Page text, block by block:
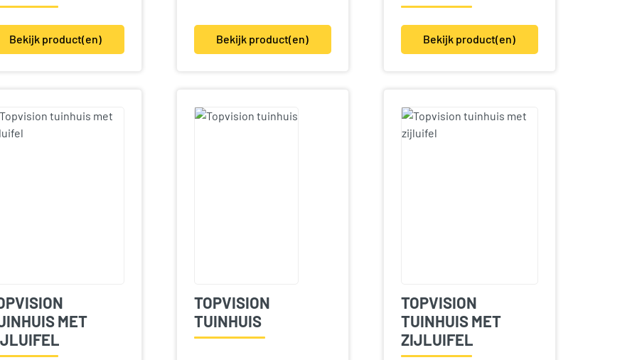
Bekijk product(en) Bekijk product(en) Bekijk product(en)
MET
TOPVISION
TUINHUIS
TOPVISION
TUINHUIS MET
ZIJLUIFEL